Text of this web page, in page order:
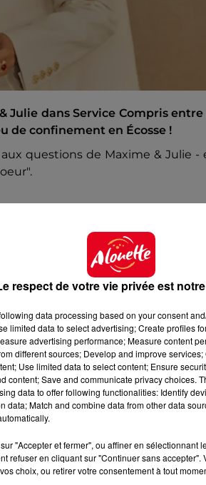
Julie dans Service Compris entre
de confinement en Écosse !
questions de Maxime & Julie -
respect de votre vie privée est
data processing based on your consent
limited data to select advertising; Create profiles
advertising performance; Measure content
different sources; Develop and improve
Use limited data to select content; Ensure
content; Save and communicate privacy choices.
data to offer following functionalities: Identify
data; Match and combine data from other data
"Accepter et fermer", ou affiner en sélectionnant
refuser en cliquant sur "Continuer sans
choix, ou retirer votre consentement à tout